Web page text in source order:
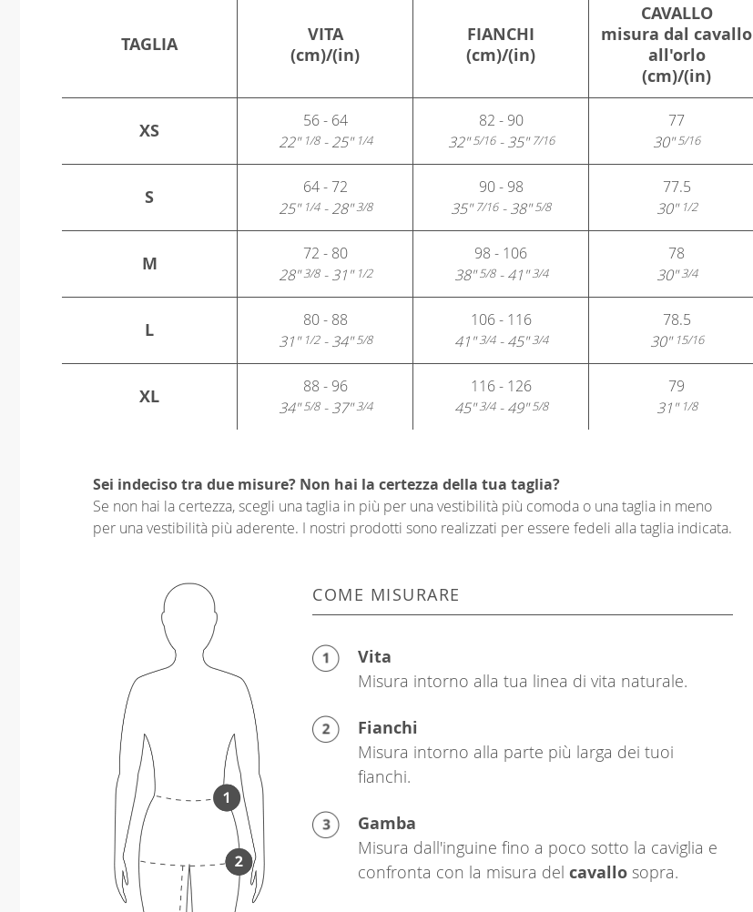
TAGLIA
VITA
(cm)/(in)
FIANCHI
(cm)/(in)
CAVALLO
misura dal cavallo
all'orlo
(cm)/(in)
XS
56 - 64
22"1/8- 25"1/4
82 - 90
32"5/16- 35"7/16
77
30"5/16
S
64 - 72
25"1/4- 28"3/8
90 - 98
35"7/16- 38"5/8
77.5
30"1/2
M
72 - 80
28"3/8- 31"1/2
98 - 106
38"5/8- 41"3/4
78
30"3/4
L
80 - 88
31"1/2- 34"5/8
106 - 116
41"3/4- 45"3/4
78.5
30"15/16
XL
88 - 96
34"5/8- 37"3/4
116 - 126
45"3/4- 49"5/8
79
31"1/8
Sei indeciso tra due misure? Non hai la certezza della tua taglia?
Se non hai la certezza, scegli una taglia in più per una vestibilità più comoda o una taglia in meno
per una vestibilità più aderente. I nostri prodotti sono realizzati per essere fedeli alla taglia indicata.
COME MISURARE
Vita
Misura intorno alla tua linea di vita naturale.
Fianchi
Misura intorno alla parte più larga dei tuoi
fianchi.
Gamba
Misura dall'inguine fino a poco sotto la caviglia e
confronta con la misura del cavallo sopra.